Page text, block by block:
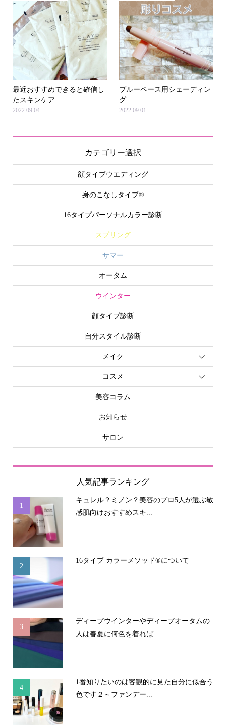
最近おすすめできると確信し
たスキンケア
2022.09.04
ブルーベース用シェーディン
グ
2022.09.01
カテゴリー選択
顔タイプウエディング
身のこなしタイプ®
16タイプパーソナルカラー診断
スプリング
サマー
オータム
ウインター
顔タイプ診断
自分スタイル診断
メイク
コスメ
美容コラム
お知らせ
サロン
人気記事ランキング
1
キュレル？ミノン？美容のプロ5人が選ぶ敏
感肌向けおすすめスキ...
2
16タイプ カラーメソッド®について
3
ディープウインターやディープオータムの
人は春夏に何色を着れば...
4
1番知りたいのは客観的に見た自分に似合う
色です２～ファンデー...